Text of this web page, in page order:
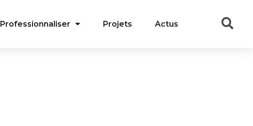
Professionnaliser Projets Actus